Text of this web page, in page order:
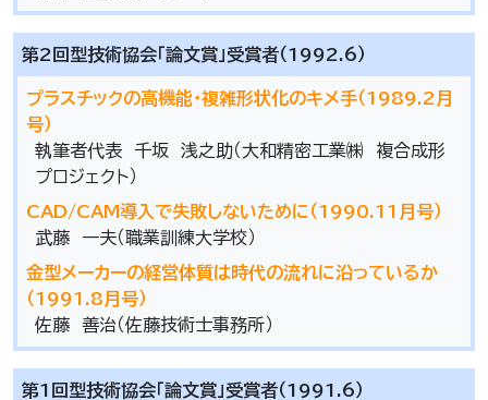
第2回型技術協会「論文賞」受賞者（1992.6）
プラスチックの高機能･複雑形状化のキメ手（1989.2月
号）
執筆者代表 千坂 浅之助（大和精密工業㈱ 複合成形
プロジェクト）
CAD/CAM導入で失敗しないために（1990.11月号）
武藤 一夫（職業訓練大学校）
金型メーカーの経営体質は時代の流れに沿っているか
（1991.8月号）
佐藤 善治（佐藤技術士事務所）
第1回型技術協会「論文賞」受賞者（1991.6）